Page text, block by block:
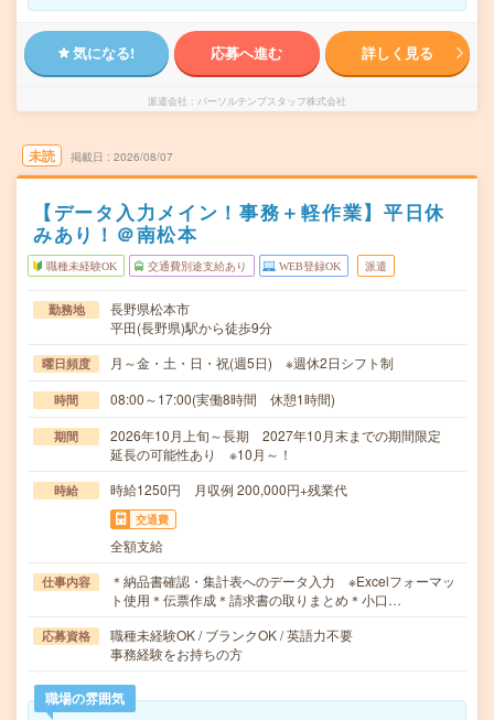
気になる! 応募へ進む 詳しく見る
派遣会社 パーソルテンプスタッフ株式会社
未読 掲載日 2026/08/07
【データ入力メイン！事務＋軽作業】平日休
みあり！＠南松本
職種未経験OK 交通費別途支給あり WEB登録OK 派遣
勤務地
長野県松本市
平田(長野県)駅から徒歩9分
曜日頻度 月～金・土・日・祝(週5日) ※週休2日シフト制
時間 08:00～17:00(実働8時間 休憩1時間)
期間
2026年10月上旬～長期 2027年10月末までの期間限定
延長の可能性あり ※10月～！
時給 時給1250円 月収例 200,000円+残業代
交通費
全額支給
仕事内容
＊納品書確認・集計表へのデータ入力 ※Excelフォーマッ
ト使用＊伝票作成＊請求書の取りまとめ＊小口…
応募資格
職種未経験OK / ブランクOK / 英語力不要
事務経験をお持ちの方
職場の雰囲気